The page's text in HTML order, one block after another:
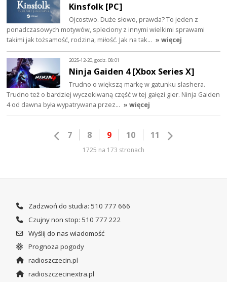
Kinsfolk [PC]
Ojcostwo. Duże słowo, prawda? To jeden z
ponadczasowych motywów, spleciony z innymi wielkimi sprawami
takimi jak tożsamość, rodzina, miłość. Jak na tak… » więcej
2025-12-20, godz. 08:01
Ninja Gaiden 4 [Xbox Series X]
Trudno o większą markę w gatunku slashera.
Trudno też o bardziej wyczekiwaną część w tej gałęzi gier. Ninja Gaiden
4 od dawna była wypatrywana przez… » więcej
7 8 9 10 11
1725 na 173 stronach
Zadzwoń do studia: 510 777 666
Czujny non stop: 510 777 222
Wyślij do nas wiadomość
Prognoza pogody
radioszczecin.pl
radioszczecinextra.pl